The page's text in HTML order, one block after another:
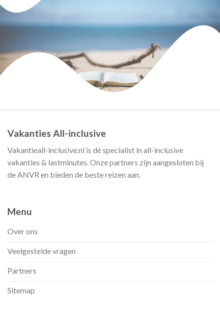
Vakanties All-inclusive
Vakantieall-inclusive.nl is dé specialist in all-inclusive
vakanties & lastminutes. Onze partners zijn aangesloten bij
de ANVR en bieden de beste reizen aan.
Menu
Over ons
Veelgestelde vragen
Partners
Sitemap